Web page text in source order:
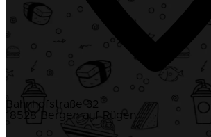
Bahnhofstraße 32
18528 Bergen auf Rügen